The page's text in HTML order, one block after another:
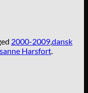
2000-2009dansk
Harsfort